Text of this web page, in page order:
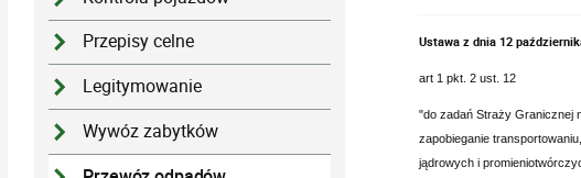
Przepisy celne
Legitymowanie
Wywóz zabytków
Ustawa z dnia 12
art 1 pkt. 2 ust. 12
"do zadań Straży Granicznej
zapobieganie
jądrowych i